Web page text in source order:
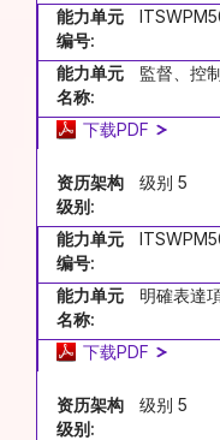
能力单元
编号:
能力单元
名称:
監督、控
下载PDF
资历架构
级别:
级别 5
能力单元
编号:
能力单元
名称:
明確表達
下载PDF
资历架构
级别:
级别 5